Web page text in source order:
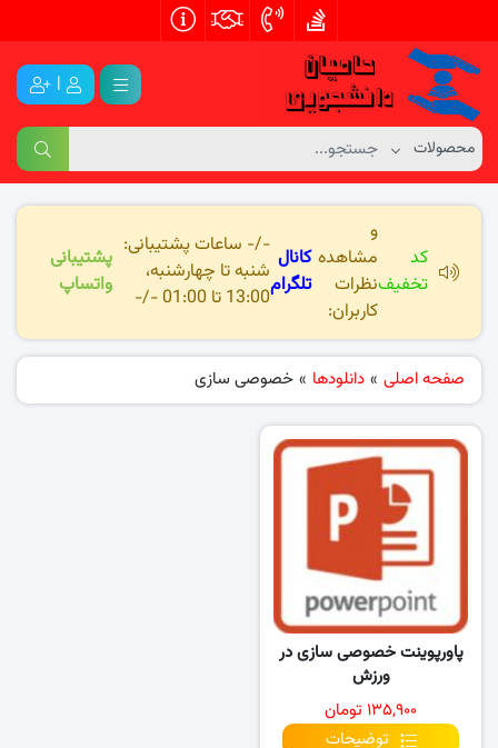
|
کد
تخفیف
و
مشاهده
نظرات
کاربران:
کانال
تلگرام
-/- ساعات پشتیبانی:
شنبه تا چهارشنبه،
13:00 تا 01:00 -/-
پشتیبانی
واتساپ
صفحه اصلی » دانلودها » خصوصی سازی
پاورپوینت خصوصی سازی در
ورزش
۱۳۵,۹۰۰ تومان
توضیحات